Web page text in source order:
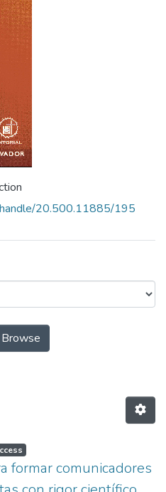
20.500.11885/195
Cultura y
formar comunicadores